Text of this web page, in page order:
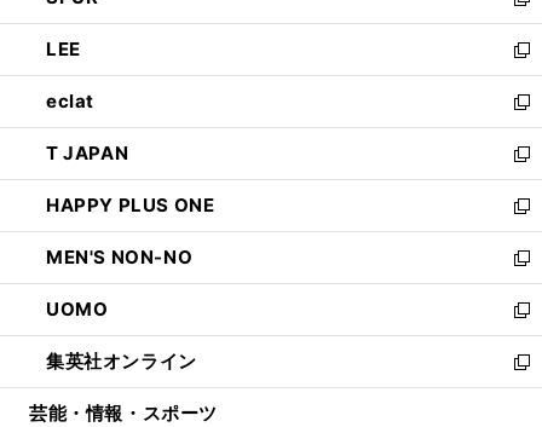
開
く
ウ
で
開
く
ン
ド
ウ
で
開
く
ウ
ィ
ン
ド
ウ
で
開
く
し
い
ウ
ィ
ン
ド
ウ
で
開
く
LEE
新
し
い
ウ
ィ
ン
ド
ウ
で
開
く
eclat
新
し
い
ウ
ィ
ン
ド
ウ
で
開
く
T JAPAN
新
し
い
ウ
ィ
ン
ド
ウ
で
開
HAPPY PLUS ONE
新
し
い
ウ
ィ
ン
ド
ウ
MEN'S NON-NO
新
し
い
ウ
ィ
ン
UOMO
新
し
い
ウ
集英社オンライン
新
し
芸能・情報・スポーツ